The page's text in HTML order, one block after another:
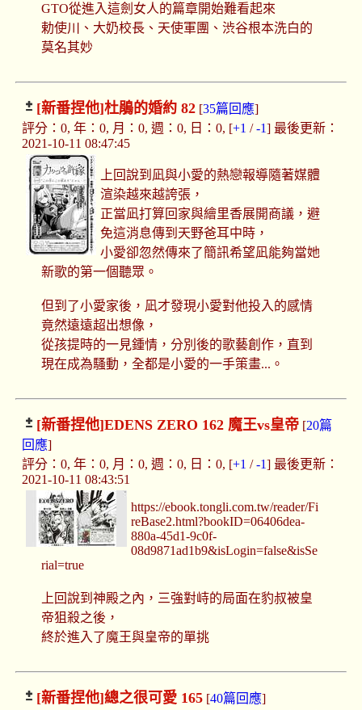
GTO從進入這劍女人的篇章開始難看起來
勅使川、大奶校長、天使軍團、渋谷根本洗白的
莫名其妙
[新番捏他]杜鵑的婚約 82[35篇回應]
評分：0, 年：0, 月：0, 週：0, 日：0, [+1 /-1] 最後更新：
2021-10-11 08:47:45
上回說到凪與小愛的熱戀報導隨著媒體
渲染越來越誇張，
正當凪打算回家與繪里香展開商議，避
免這消息傳到天野爸耳中時，
小愛卻忽然傳來了簡訊希望凪能夠當她
新歌的第一個聽眾。
但到了小愛家後，凪才發現小愛對他投入的感情
竟然遠遠超出想像，
從孩提時的一見鍾情，分別後的歌藝創作，直到
現在成為騷動，全都是小愛的一手策畫...。
[新番捏他]EDENS ZERO 162 魔王vs皇帝[20篇
回應]
評分：0, 年：0, 月：0, 週：0, 日：0, [+1 /-1] 最後更新：
2021-10-11 08:43:51
https://ebook.tongli.com.tw/reader/Fi
reBase2.html?bookID=06406dea-
880a-45d1-9c0f-
08d9871ad1b9&isLogin=false&isSe
rial=true
上回說到神殿之內，三強對峙的局面在豹叔被皇
帝狙殺之後，
終於進入了魔王與皇帝的單挑
[新番捏他]總之很可愛 165[40篇回應]